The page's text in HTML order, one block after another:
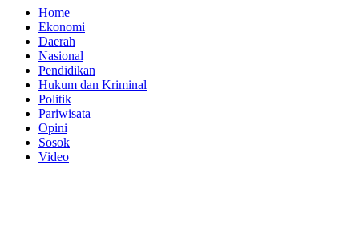
Home
Ekonomi
Daerah
Nasional
Pendidikan
Hukum dan Kriminal
Politik
Pariwisata
Opini
Sosok
Video